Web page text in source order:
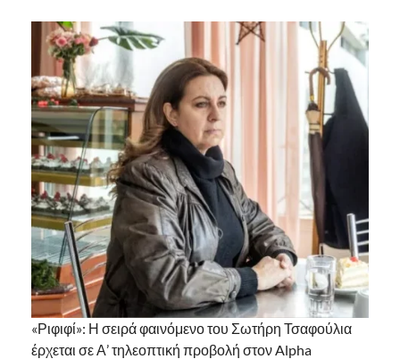
«Ριφιφί»: Η σειρά φαινόμενο του Σωτήρη Τσαφούλια
έρχεται σε Α’ τηλεοπτική προβολή στον Alpha